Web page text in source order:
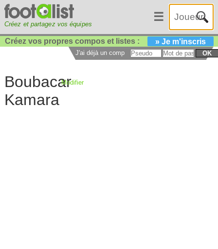
Créez et partagez vos équipes
☰
Créez vos propres compos et listes : » Je m'inscris
J'ai déjà un compte : OK
Boubacar
Kamara
Modifier